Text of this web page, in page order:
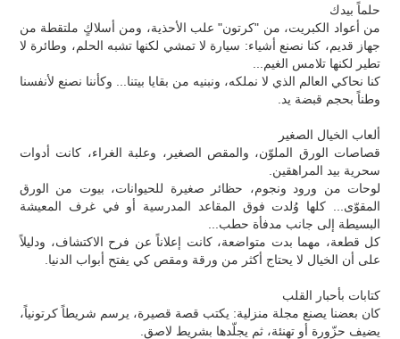
حلماً بيدك
من أعواد الكبريت، من "كرتون" علب الأحذية، ومن أسلاكٍ ملتقطة من
جهاز قديم، كنا نصنع أشياء: سيارة لا تمشي لكنها تشبه الحلم، وطائرة لا
تطير لكنها تلامس الغيم...
كنا نحاكي العالم الذي لا نملكه، ونبنيه من بقايا بيتنا... وكأننا نصنع لأنفسنا
وطناً بحجم قبضة يد.
ألعاب الخيال الصغير
قصاصات الورق الملوّن، والمقص الصغير، وعلبة الغراء، كانت أدوات
سحرية بيد المراهقين.
لوحات من ورود ونجوم، حظائر صغيرة للحيوانات، بيوت من الورق
المقوّى... كلها وُلدت فوق المقاعد المدرسية أو في غرف المعيشة
البسيطة إلى جانب مدفأة حطب...
كل قطعة، مهما بدت متواضعة، كانت إعلاناً عن فرح الاكتشاف، ودليلاً
على أن الخيال لا يحتاج أكثر من ورقة ومقص كي يفتح أبواب الدنيا.
كتابات بأحبار القلب
كان بعضنا يصنع مجلة منزلية: يكتب قصة قصيرة، يرسم شريطاً كرتونياً،
يضيف حزّورة أو تهنئة، ثم يجلّدها بشريط لاصق.